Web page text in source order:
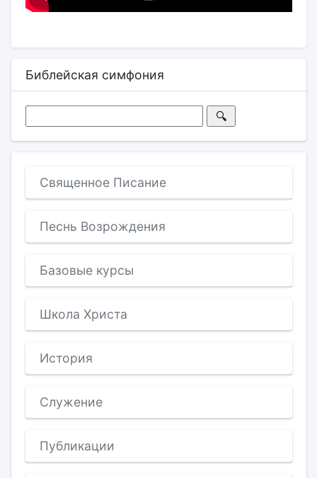
Библейская симфония
Священное Писание
Песнь Возрождения
Базовые курсы
Школа Христа
История
Служение
Публикации